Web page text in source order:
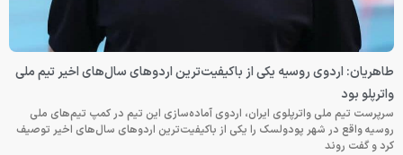
طاهریان: اردوی روسیه یکی از باکیفیت‌ترین اردوهای سال‌های اخیر تیم ملی
واترپلو بود
سرپرست تیم ملی واترپلوی ایران، اردوی آماده‌سازی این تیم در کمپ تیم‌های ملی
روسیه واقع در شهر پودولسک را یکی از باکیفیت‌ترین اردوهای سال‌های اخیر توصیف
کرد و گفت روند